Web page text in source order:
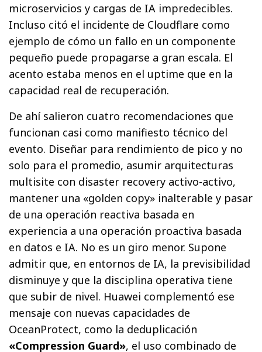
microservicios y cargas de IA impredecibles.
Incluso citó el incidente de Cloudflare como
ejemplo de cómo un fallo en un componente
pequeño puede propagarse a gran escala. El
acento estaba menos en el uptime que en la
capacidad real de recuperación.
De ahí salieron cuatro recomendaciones que
funcionan casi como manifiesto técnico del
evento. Diseñar para rendimiento de pico y no
solo para el promedio, asumir arquitecturas
multisite con disaster recovery activo-activo,
mantener una «golden copy» inalterable y pasar
de una operación reactiva basada en
experiencia a una operación proactiva basada
en datos e IA. No es un giro menor. Supone
admitir que, en entornos de IA, la previsibilidad
disminuye y que la disciplina operativa tiene
que subir de nivel. Huawei complementó ese
mensaje con nuevas capacidades de
OceanProtect, como la deduplicación
«Compression Guard», el uso combinado de